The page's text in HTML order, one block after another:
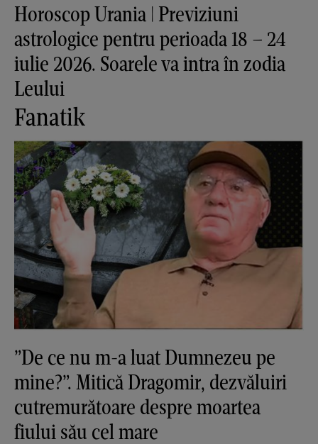
Horoscop Urania | Previziuni
astrologice pentru perioada 18 – 24
iulie 2026. Soarele va intra în zodia
Leului
Fanatik
”De ce nu m-a luat Dumnezeu pe
mine?”. Mitică Dragomir, dezvăluiri
cutremurătoare despre moartea
fiului său cel mare